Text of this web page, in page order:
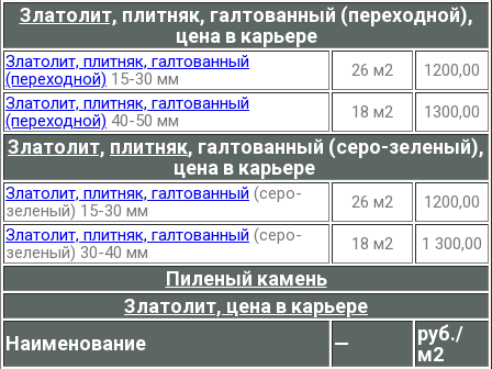
Златолит, плитняк, галтованный (переходной),
цена в карьере
Златолит, плитняк, галтованный
(переходной) 15-30 мм 26 м2
1200,00
Златолит, плитняк, галтованный
(переходной) 40-50 мм 18 м2 1300,00
Златолит, плитняк, галтованный (серо-зеленый),
цена в карьере
Златолит, плитняк, галтованный (серо-
зеленый) 15-30 мм
26 м2
1200,00
Златолит, плитняк, галтованный (серо-
зеленый) 30-40 мм
18 м2 1 300,00
Пиленый камень
Златолит, цена в карьере
Наименование
—
руб./
м2